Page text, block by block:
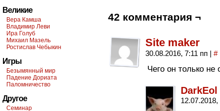
Великие
Вера Камша
Владимир Леви
Ира Голуб
Михаил Мазель
Ростислав Чебыкин
Игры
Безымянный мир
Падение Дориата
Паломничество
Другое
Семинар
42 комментария ¬
Site maker
30.08.2016, 7:11 пп | #
Чего он только не
DarkEol